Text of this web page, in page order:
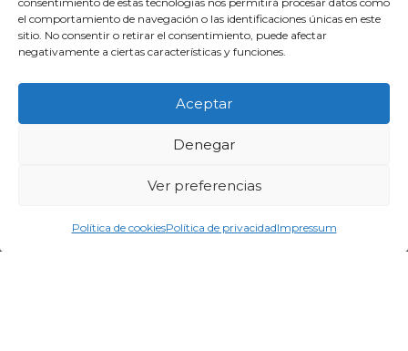
el comportamiento de navegación o las identificaciones únicas en este
sitio. No consentir o retirar el consentimiento, puede afectar
negativamente a ciertas características y funciones.
Aceptar
Denegar
Ver preferencias
Política de cookiesPolítica de privacidadImpressum
Inicia Sesión